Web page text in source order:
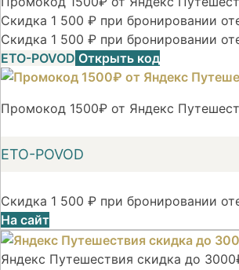
Скидка 1 500 ₽ при бронировании
Скидка 1 500 ₽ при бронировании
ETO-POVOD Открыть код
Промокод 1500₽ от Яндекс
ETO-POVOD
Скидка 1 500 ₽ при бронировании
На сайт
Яндекс Путешествия скидка до